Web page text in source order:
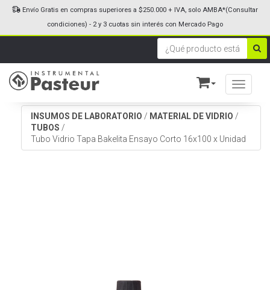
Toggle
Envío Gratis en compras superiores a $250.000 + IVA, solo AMBA*(Consultar
condiciones) - 2 y 3 cuotas sin interés con Mercado Pago
INSUMOS DE LABORATORIO / MATERIAL DE VIDRIO /
TUBOS /
Tubo Vidrio Tapa Bakelita Ensayo Corto 16x100 x Unidad